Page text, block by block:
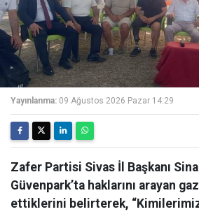
Yayınlanma: 09 Ağustos 2026 Pazar 14:29
Zafer Partisi Sivas İl Başkanı
Güvenpark’ta haklarını arayan
ettiklerini belirterek,